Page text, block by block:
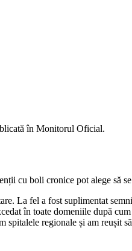
în Monitorul Oficial.
cu boli cronice pot alege să
La fel a fost suplimentat
în toate domeniile după
regionale și am reușit